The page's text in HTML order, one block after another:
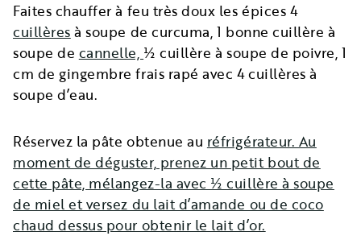
Faites chauffer à feu très doux les épices 4
cuillères à soupe de curcuma, 1 bonne cuillère à
soupe de cannelle, ½ cuillère à soupe de poivre, 1
cm de gingembre frais rapé avec 4 cuillères à
soupe d’eau.
Réservez la pâte obtenue au réfrigérateur. Au
moment de déguster, prenez un petit bout de
cette pâte, mélangez-la avec ½ cuillère à soupe
de miel et versez du lait d’amande ou de coco
chaud dessus pour obtenir le lait d’or.